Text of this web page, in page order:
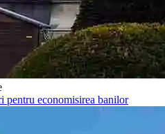
pentru economisirea banilor